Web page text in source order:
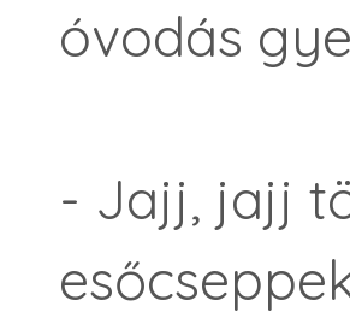
óvodás
- Jajj, jajj